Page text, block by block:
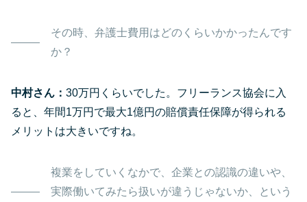
その時、弁護士費用はどのくらいかかったんです
か？
中村さん： 30万円くらいでした。フリーランス協会に入
ると、年間1万円で最大1億円の賠償責任保障が得られる
メリットは大きいですね。
複業をしていくなかで、企業との認識の違いや、
実際働いてみたら扱いが違うじゃないか、という